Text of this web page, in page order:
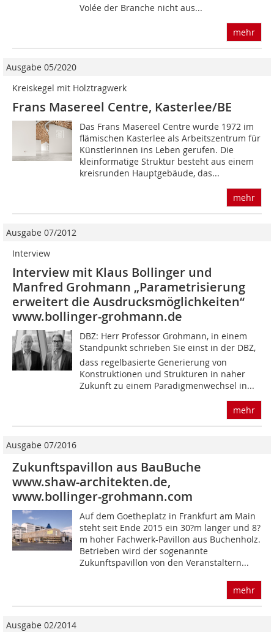
Volée der Branche nicht aus...
mehr
Ausgabe 05/2020
Kreiskegel mit Holztragwerk
Frans Masereel Centre, Kasterlee/BE
Das Frans Masereel Centre wurde 1972 im
flämischen Kasterlee als Arbeitszentrum für
KünstlerInnen ins Leben gerufen. Die
kleinformatige Struktur besteht aus einem
kreisrunden Hauptgebäude, das...
mehr
Ausgabe 07/2012
Interview
Interview mit Klaus Bollinger und
Manfred Grohmann „Parametrisierung
erweitert die Ausdrucksmöglichkeiten“
www.bollinger-grohmann.de
DBZ: Herr Professor Grohmann, in einem
Standpunkt schrieben Sie einst in der DBZ,
dass regelbasierte Generierung von
Konstruktionen und Strukturen in naher
Zukunft zu einem Paradigmenwechsel in...
mehr
Ausgabe 07/2016
Zukunftspavillon aus BauBuche
www.shaw-architekten.de,
www.bollinger-grohmann.com
Auf dem Goetheplatz in Frankfurt am Main
steht seit Ende 2015 ein 30?m langer und 8?
m hoher Fachwerk-Pavillon aus Buchenholz.
Betrieben wird der sogenannte
Zukunftspavillon von den Veranstaltern...
mehr
Ausgabe 02/2014